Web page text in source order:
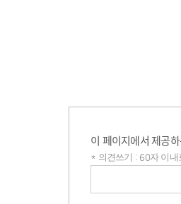
이 페이지에서 제공
* 의견쓰기 : 60자 이